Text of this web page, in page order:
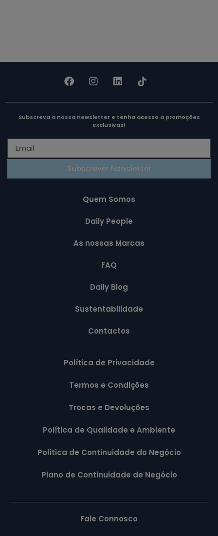
Subscreva a nossa newsletter e tenha acesso a promoções
exclusivas!
Subscrever Newsletter
Quem Somos
Daily People
As nossas Marcas
FAQ
Daily Blog
Sustentabilidade
Contactos
Política de Privacidade
Termos e Condições
Trocas e Devoluções
Política de Qualidade e Ambiente
Política de Continuidade do Negócio
Plano de Continuidade de Negócio
Fale Connosco